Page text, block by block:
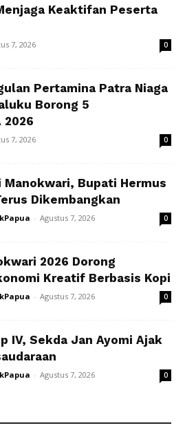
Keaktifan Peserta
7, 2026 0
Pertamina Patra Niaga
Borong 5
2026
7, 2026 0
Manokwari, Bupati Hermus
Dikembangkan
- Agustus 7, 2026 0
2026 Dorong
Kreatif Berbasis Kopi
- Agustus 7, 2026 0
IV, Sekda Jan Ayomi Ajak
- Agustus 7, 2026 0